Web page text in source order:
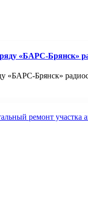
«БАРС-Брянск»
«БАРС-Брянск»